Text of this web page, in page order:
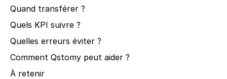
Quand transférer ?
Quels KPI suivre ?
Quelles erreurs éviter ?
Comment Qstomy peut aider ?
À retenir